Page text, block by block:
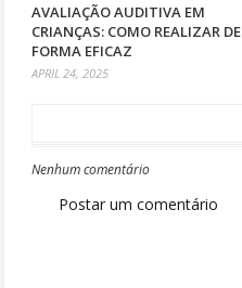
AVALIAÇÃO AUDITIVA EM
CRIANÇAS: COMO REALIZAR DE
FORMA EFICAZ
APRIL 24, 2025
Nenhum comentário
Postar um comentário